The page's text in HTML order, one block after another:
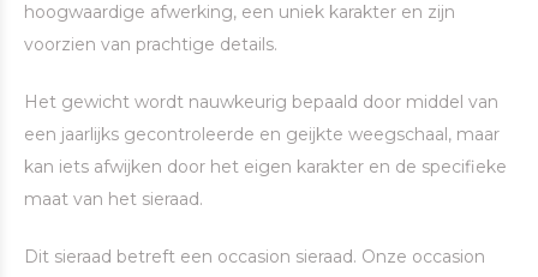
hoogwaardige afwerking, een uniek karakter en zijn
voorzien van prachtige details.
Het gewicht wordt nauwkeurig bepaald door middel van
een jaarlijks gecontroleerde en geijkte weegschaal, maar
kan iets afwijken door het eigen karakter en de specifieke
maat van het sieraad.
Dit sieraad betreft een occasion sieraad. Onze occasion